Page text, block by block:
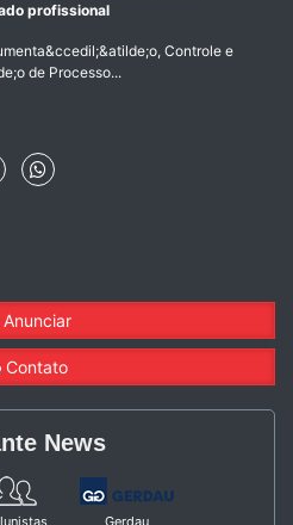
profissional
Controle e
de Processo...
Anunciar
Contato
News